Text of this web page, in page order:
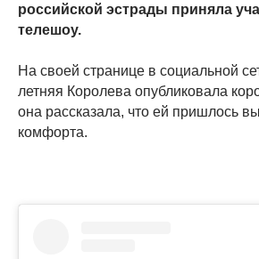
российской эстрады приняла
телешоу.
На своей странице в социальной
летняя Королева опубликовала
она рассказала, что ей пришлось
комфорта.